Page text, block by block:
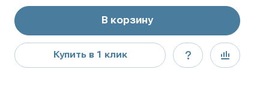
В корзину
Купить в 1 клик